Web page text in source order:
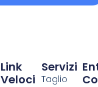
Servizi
Taglio
Link
Veloci